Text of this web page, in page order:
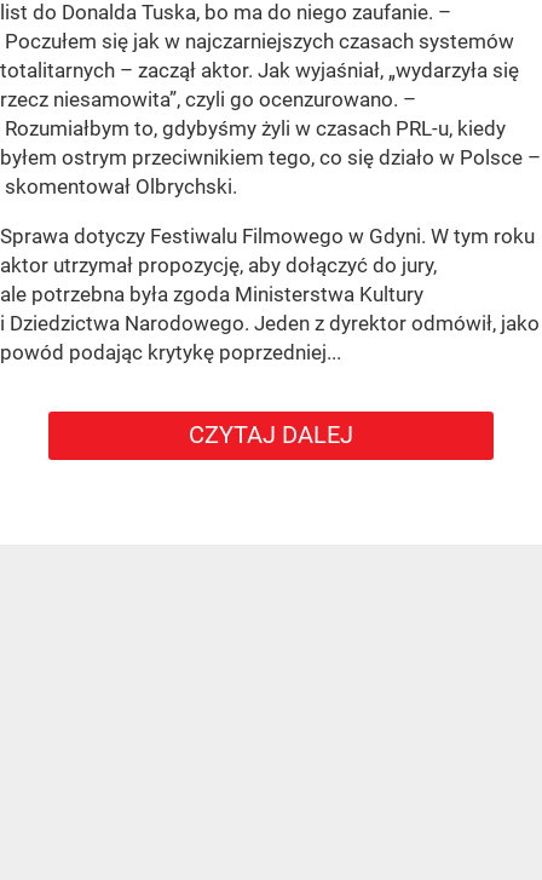
list do Donalda Tuska, bo ma do niego zaufanie. –
Poczułem się jak w najczarniejszych czasach systemów
totalitarnych – zaczął aktor. Jak wyjaśniał, „wydarzyła się
rzecz niesamowita”, czyli go ocenzurowano. –
Rozumiałbym to, gdybyśmy żyli w czasach PRL-u, kiedy
byłem ostrym przeciwnikiem tego, co się działo w Polsce –
skomentował Olbrychski.
Sprawa dotyczy Festiwalu Filmowego w Gdyni. W tym roku
aktor utrzymał propozycję, aby dołączyć do jury,
ale potrzebna była zgoda Ministerstwa Kultury
i Dziedzictwa Narodowego. Jeden z dyrektor odmówił, jako
powód podając krytykę poprzedniej...
CZYTAJ DALEJ